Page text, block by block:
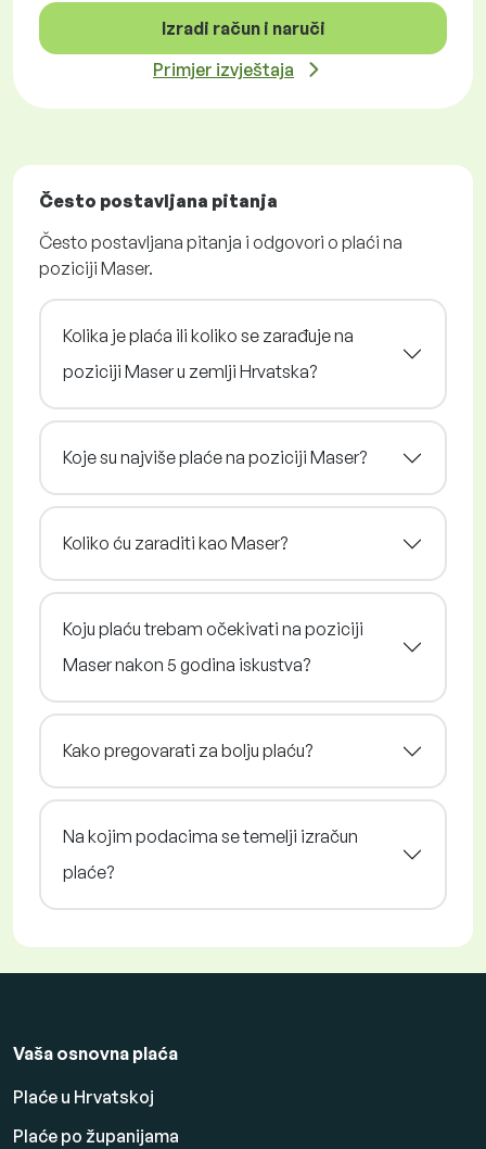
Izradi račun i naruči
Primjer izvještaja
Često postavljana pitanja
Često postavljana pitanja i odgovori o plaći na
poziciji Maser.
Kolika je plaća ili koliko se zarađuje na
poziciji Maser u zemlji Hrvatska?
Koje su najviše plaće na poziciji Maser?
Koliko ću zaraditi kao Maser?
Koju plaću trebam očekivati na poziciji
Maser nakon 5 godina iskustva?
Kako pregovarati za bolju plaću?
Na kojim podacima se temelji izračun
plaće?
Vaša osnovna plaća
Plaće u Hrvatskoj
Plaće po županijama